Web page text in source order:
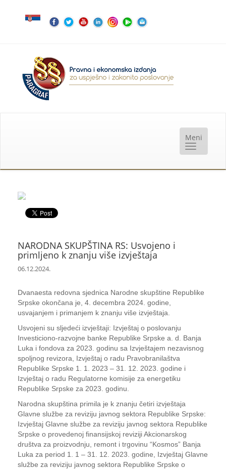
NARODNA SKUPŠTINA RS: Usvojeno i
primljeno k znanju više izvještaja
06.12.2024.
Dvanaesta redovna sjednica Narodne skupštine Republike
Srpske okončana je, 4. decembra 2024. godine,
usvajanjem i primanjem k znanju više izvještaja.
Usvojeni su sljedeći izvještaji: Izvještaj o poslovanju
Investiciono-razvojne banke Republike Srpske a. d. Banja
Luka i fondova za 2023. godinu sa Izvještajem nezavisnog
spoljnog revizora, Izvještaj o radu Pravobranilaštva
Republike Srpske 1. 1. 2023 – 31. 12. 2023. godine i
Izvještaj o radu Regulatorne komisije za energetiku
Republike Srpske za 2023. godinu.
Narodna skupština primila je k znanju četiri izvještaja
Glavne službe za reviziju javnog sektora Republike Srpske:
Izvještaj Glavne službe za reviziju javnog sektora Republike
Srpske o provedenoj finansijskoj reviziji Akcionarskog
društva za proizvodnju, remont i trgovinu “Kosmos” Banja
Luka za period 1. 1 – 31. 12. 2023. godine, Izvještaj Glavne
službe za reviziju javnog sektora Republike Srpske o